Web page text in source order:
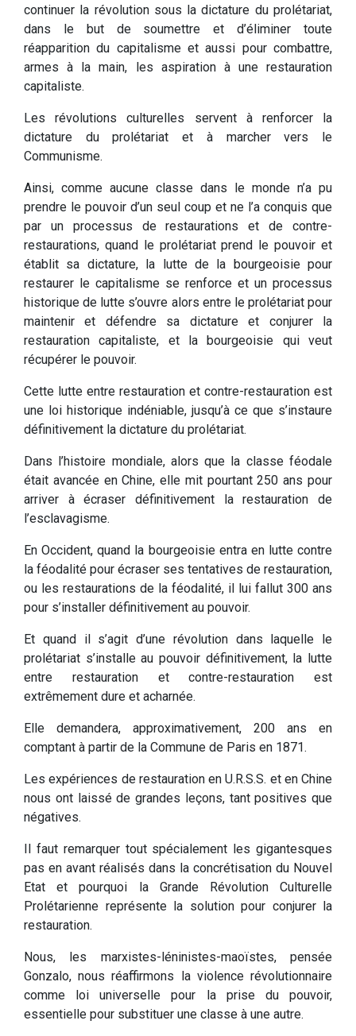
continuer la révolution sous la dictature du prolétariat,
dans le but de soumettre et d’éliminer toute
réapparition du capitalisme et aussi pour combattre,
armes à la main, les aspiration à une restauration
capitaliste.
Les révolutions culturelles servent à renforcer la
dictature du prolétariat et à marcher vers le
Communisme.
Ainsi, comme aucune classe dans le monde n’a pu
prendre le pouvoir d’un seul coup et ne l’a conquis que
par un processus de restaurations et de contre-
restaurations, quand le prolétariat prend le pouvoir et
établit sa dictature, la lutte de la bourgeoisie pour
restaurer le capitalisme se renforce et un processus
historique de lutte s’ouvre alors entre le prolétariat pour
maintenir et défendre sa dictature et conjurer la
restauration capitaliste, et la bourgeoisie qui veut
récupérer le pouvoir.
Cette lutte entre restauration et contre-restauration est
une loi historique indéniable, jusqu’à ce que s’instaure
définitivement la dictature du prolétariat.
Dans l’histoire mondiale, alors que la classe féodale
était avancée en Chine, elle mit pourtant 250 ans pour
arriver à écraser définitivement la restauration de
l’esclavagisme.
En Occident, quand la bourgeoisie entra en lutte contre
la féodalité pour écraser ses tentatives de restauration,
ou les restaurations de la féodalité, il lui fallut 300 ans
pour s’installer définitivement au pouvoir.
Et quand il s’agit d’une révolution dans laquelle le
prolétariat s’installe au pouvoir définitivement, la lutte
entre restauration et contre-restauration est
extrêmement dure et acharnée.
Elle demandera, approximativement, 200 ans en
comptant à partir de la Commune de Paris en 1871.
Les expériences de restauration en U.R.S.S. et en Chine
nous ont laissé de grandes leçons, tant positives que
négatives.
Il faut remarquer tout spécialement les gigantesques
pas en avant réalisés dans la concrétisation du Nouvel
Etat et pourquoi la Grande Révolution Culturelle
Prolétarienne représente la solution pour conjurer la
restauration.
Nous, les marxistes-léninistes-maoïstes, pensée
Gonzalo, nous réaffirmons la violence révolutionnaire
comme loi universelle pour la prise du pouvoir,
essentielle pour substituer une classe à une autre.